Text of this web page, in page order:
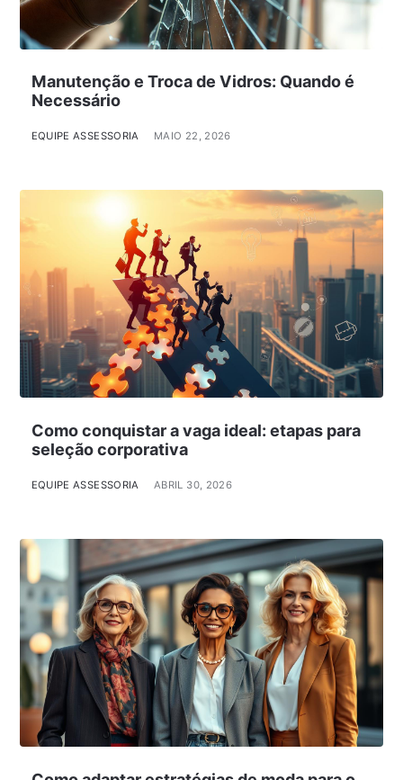
Manutenção e Troca de Vidros: Quando é
Necessário
EQUIPE ASSESSORIA MAIO 22, 2026
Como conquistar a vaga ideal: etapas para
seleção corporativa
EQUIPE ASSESSORIA ABRIL 30, 2026